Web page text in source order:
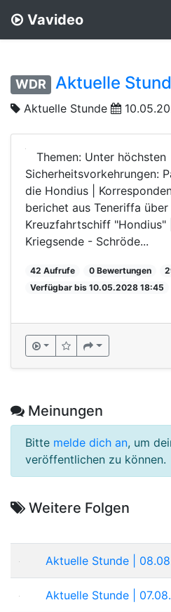
Vavideo
WDR Aktuelle
Aktuelle Stunde
Themen: Unter höchsten
Sicherheitsvorkehrungen:
die Hondius |
berichet aus Teneriffa
Kreuzfahrtschiff
Kriegsende - Schröde...
42 Aufrufe 0 Bewertungen
Verfügbar bis 10.05.2028 18:45
Meinungen
Bitte melde dich an, um
veröffentlichen zu können.
Weitere Folgen
Aktuelle Stunde |
Aktuelle Stunde |